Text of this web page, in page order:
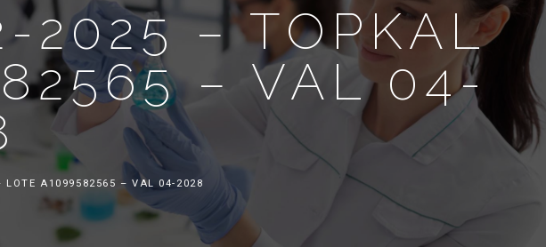
2025 – TOPKAL
– VAL 04-
A1099582565 – VAL 04-2028